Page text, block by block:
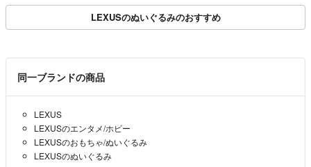
LEXUSのぬいぐるみのおすすめ
同一ブランドの商品
LEXUS
LEXUSのエンタメ/ホビー
LEXUSのおもちゃ/ぬいぐるみ
LEXUSのぬいぐるみ